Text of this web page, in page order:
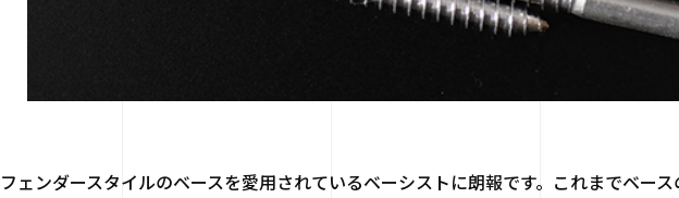
フェンダースタイルのベースを愛用されているベーシストに朗報です。これまでベー